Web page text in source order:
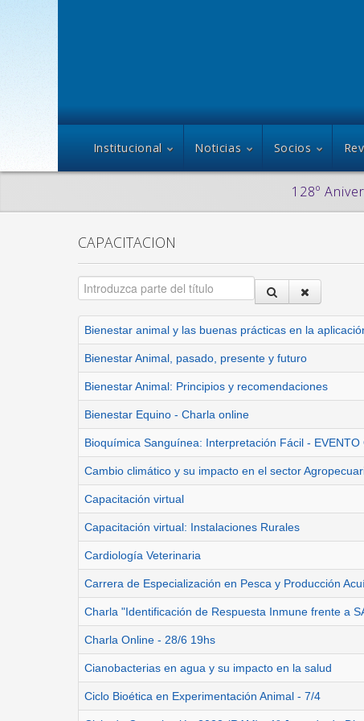
Institucional Noticias Socios
128º
CAPACITACION
Bienestar animal y las buenas prácticas en la
Bienestar Animal, pasado, presente y futuro
Bienestar Animal: Principios y recomendaciones
Bienestar Equino - Charla online
Bioquímica Sanguínea: Interpretación Fácil - EVENTO
Cambio climático y su impacto en el sector
Capacitación virtual
Capacitación virtual: Instalaciones Rurales
Cardiología Veterinaria
Carrera de Especialización en Pesca y Producción
Charla "Identificación de Respuesta Inmune frente a
Charla Online - 28/6 19hs
Cianobacterias en agua y su impacto en la salud
Ciclo Bioética en Experimentación Animal - 7/4